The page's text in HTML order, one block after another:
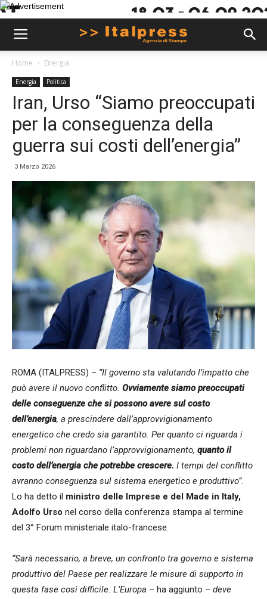
Home Energia
Energia Politica
Iran, Urso “Siamo preoccupati
per la conseguenza della
guerra sui costi dell’energia”
3 Marzo 2026
ROMA (ITALPRESS) – “Il governo sta valutando l’impatto che
può avere il nuovo conflitto. Ovviamente siamo preoccupati
delle conseguenze che si possono avere sul costo
dell’energia, a prescindere dall’approvvigionamento
energetico che credo sia garantito. Per quanto ci riguarda i
problemi non riguardano l’approvvigionamento, quanto il
costo dell’energia che potrebbe crescere. I tempi del conflitto
avranno conseguenza sul sistema energetico e produttivo”.
Lo ha detto il ministro delle Imprese e del Made in Italy,
Adolfo Urso nel corso della conferenza stampa al termine
del 3° Forum ministeriale italo-francese.
“Sarà necessario, a breve, un confronto tra governo e sistema
produttivo del Paese per realizzare le misure di supporto in
questa fase così difficile. L’Europa – ha aggiunto – deve